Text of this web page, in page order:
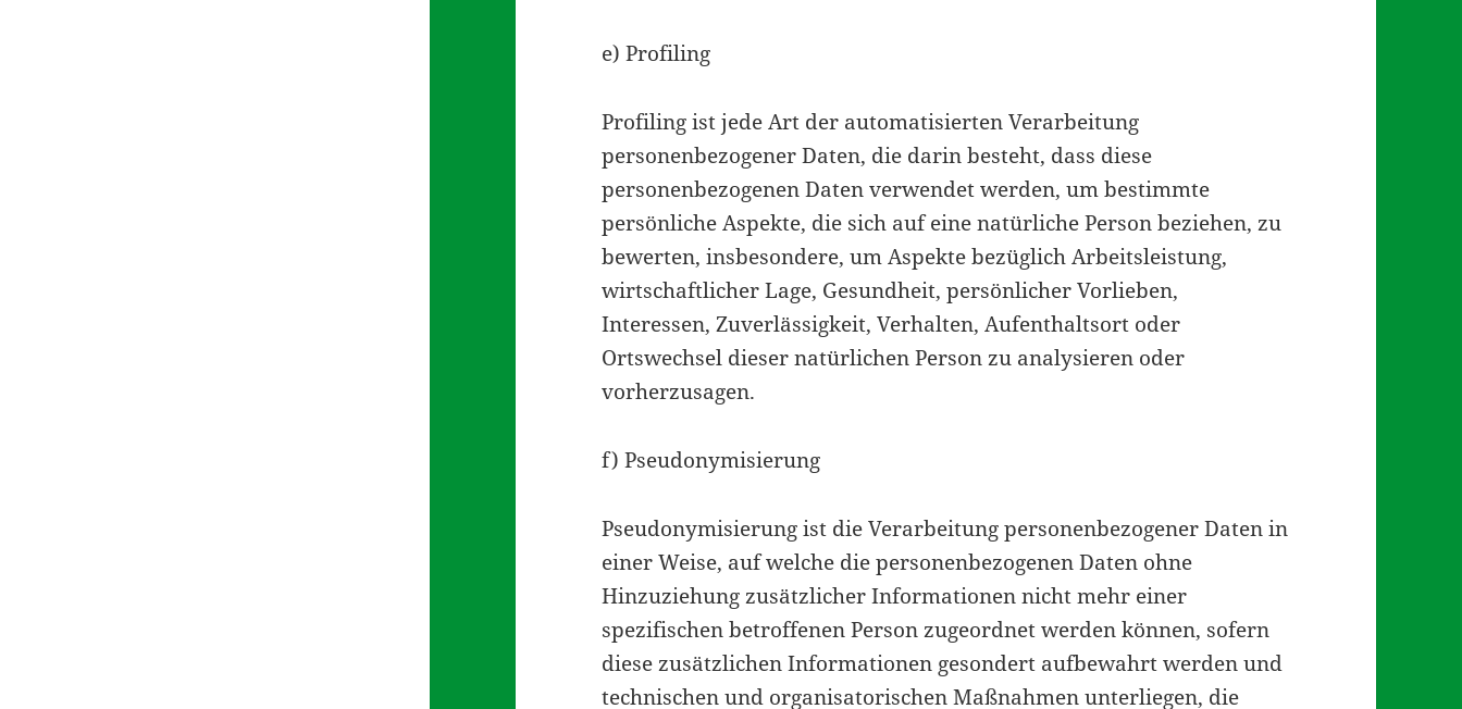
e) Profiling
Profiling ist jede Art der automatisierten Verarbeitung
personenbezogener Daten, die darin besteht, dass diese
personenbezogenen Daten verwendet werden, um bestimmte
persönliche Aspekte, die sich auf eine natürliche Person beziehen, zu
bewerten, insbesondere, um Aspekte bezüglich Arbeitsleistung,
wirtschaftlicher Lage, Gesundheit, persönlicher Vorlieben,
Interessen, Zuverlässigkeit, Verhalten, Aufenthaltsort oder
Ortswechsel dieser natürlichen Person zu analysieren oder
vorherzusagen.
f) Pseudonymisierung
Pseudonymisierung ist die Verarbeitung personenbezogener Daten in
einer Weise, auf welche die personenbezogenen Daten ohne
Hinzuziehung zusätzlicher Informationen nicht mehr einer
spezifischen betroffenen Person zugeordnet werden können, sofern
diese zusätzlichen Informationen gesondert aufbewahrt werden und
technischen und organisatorischen Maßnahmen unterliegen, die